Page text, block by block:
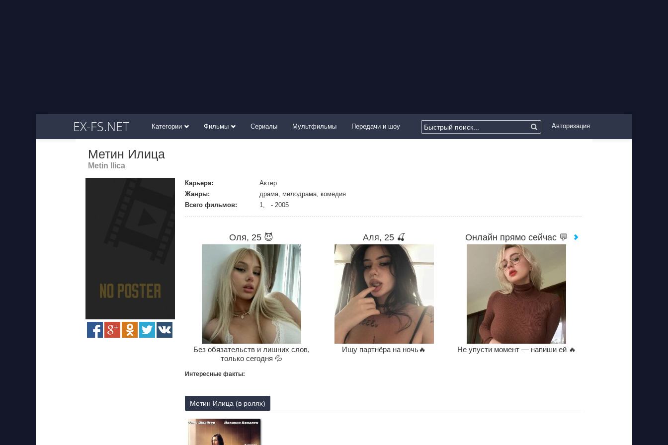
EX-FS.NET Категории Фильмы Сериалы Мультфильмы Передачи и шоу Авторизация
Метин Илица
Metin Ilica
Карьера:
Актер
Жанры:
драма, мелодрама, комедия
Всего фильмов:
1, - 2005
Оля, 25 😈
Без обязательств и лишних слов,
только сегодня 💦
Аля, 25 🍒
Ищу партнёра на ночь🔥
Онлайн прямо сейчас 💬
Не упусти момент — напиши ей 🔥
Интересные факты:
Метин Илица (в ролях)